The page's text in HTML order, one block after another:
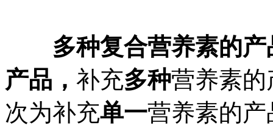
多种复合营养素的
产品， 补充多种营养素
次为补充单一营养素的